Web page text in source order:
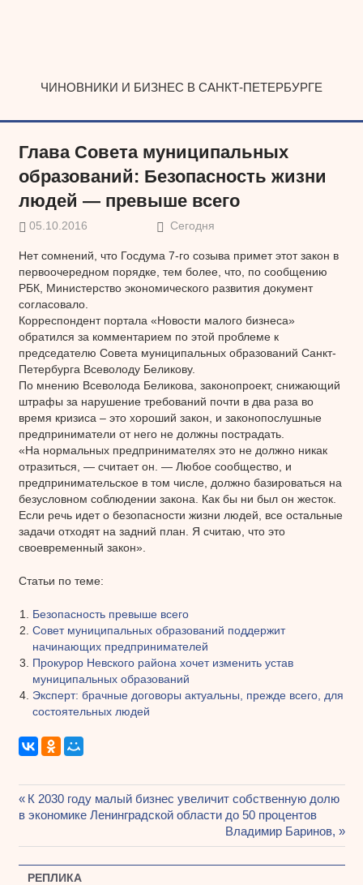
ЧИНОВНИКИ И БИЗНЕС В САНКТ-ПЕТЕРБУРГЕ
Глава Совета муниципальных
образований: Безопасность жизни
людей — превыше всего
05.10.2016 Сегодня
Нет сомнений, что Госдума 7-го созыва примет этот закон в
первоочередном порядке, тем более, что, по сообщению
РБК, Министерство экономического развития документ
согласовало.
Корреспондент портала «Новости малого бизнеса»
обратился за комментарием по этой проблеме к
председателю Совета муниципальных образований Санкт-
Петербурга Всеволоду Беликову.
По мнению Всеволода Беликова, законопроект, снижающий
штрафы за нарушение требований почти в два раза во
время кризиса – это хороший закон, и законопослушные
предприниматели от него не должны пострадать.
«На нормальных предпринимателях это не должно никак
отразиться, — считает он. — Любое сообщество, и
предпринимательское в том числе, должно базироваться на
безусловном соблюдении закона. Как бы ни был он жесток.
Если речь идет о безопасности жизни людей, все остальные
задачи отходят на задний план. Я считаю, что это
своевременный закон».
Статьи по теме:
Безопасность превыше всего
Совет муниципальных образований поддержит
начинающих предпринимателей
Прокурор Невского района хочет изменить устав
муниципальных образований
Эксперт: брачные договоры актуальны, прежде всего, для
состоятельных людей
Навигация
по
записям
Предыдущая
запись:
К 2030 году малый бизнес увеличит собственную долю
в экономике Ленинградской области до 50 процентов
Следующая
запись:
Владимир Баринов,
РЕПЛИКА